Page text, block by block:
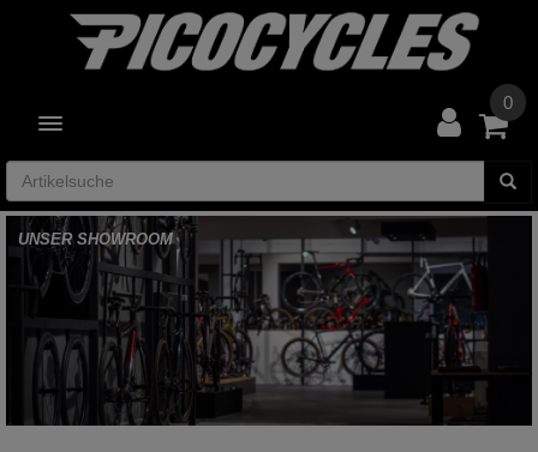
TOGGLE NAVIGATION
0